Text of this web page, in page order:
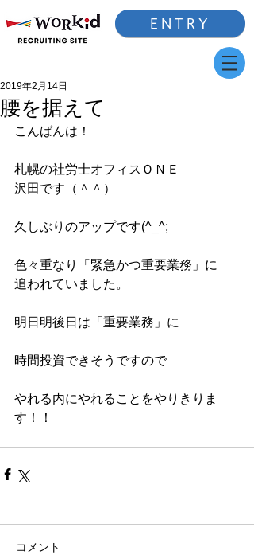
ENTRY
腰を据えて
2019年2月14日
こんばんは！
札幌の社労士オフィスＯＮＥ
沢田です（＾＾）
久しぶりのアップです(^_^;
色々重なり「緊急かつ重要業務」に
追われていました。
明日明後日は「重要業務」に
時間投資できそうですので
やれる内にやれることをやりきりま
す！！
コメント